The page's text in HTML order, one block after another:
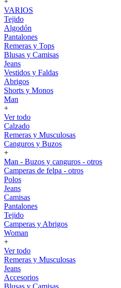
VARIOS
Tejido
Algodón
Pantalones
Remeras y Tops
Blusas y Camisas
Jeans
Vestidos y Faldas
Abrigos
Shorts y Monos
Man
+
Ver todo
Calzado
Remeras y Musculosas
Canguros y Buzos
+
Man - Buzos y canguros - otros
Camperas de felpa - otros
Polos
Jeans
Camisas
Pantalones
Tejido
Camperas y Abrigos
Woman
+
Ver todo
Remeras y Musculosas
Jeans
Accesorios
Blusas y Camisas